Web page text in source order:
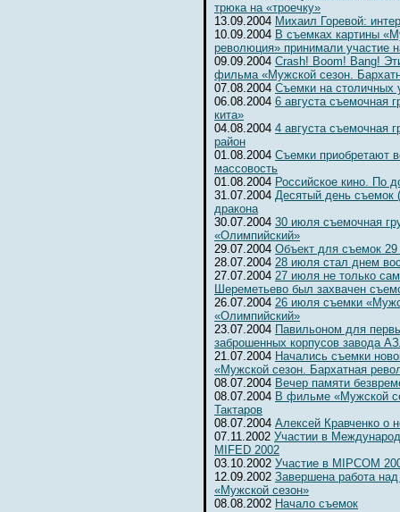
трюка на «троечку»
13.09.2004 Михаил Горевой:
10.09.2004 В съемках картины
революция» принимали участие
09.09.2004 Crash! Boom! Bang!
фильма «Мужской сезон.
07.08.2004 Съемки на столичных
06.08.2004 6 августа съемочная
кита»
04.08.2004 4 августа съемочная
район
01.08.2004 Съемки приобретают
массовость
01.08.2004 Российское кино. По
31.07.2004 Десятый день съемок
дракона
30.07.2004 30 июля съемочная
«Олимпийский»
29.07.2004 Объект для съемок
28.07.2004 28 июля стал днем
27.07.2004 27 июля не только
Шереметьево был захвачен
26.07.2004 26 июля съемки
«Олимпийский»
23.07.2004 Павильоном для
заброшенных корпусов завода
21.07.2004 Начались съемки
«Мужской сезон. Бархатная
08.07.2004 Вечер памяти
08.07.2004 В фильме «Мужской
Тактаров
08.07.2004 Алексей Кравченко о
07.11.2002 Участии в
MIFED 2002
03.10.2002 Участие в MIPCOM
12.09.2002 Завершена работа
«Мужской сезон»
08.08.2002 Начало съемок